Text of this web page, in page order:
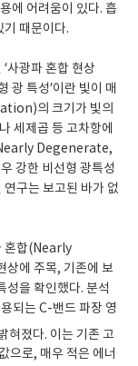
에 어려움이 있다. 흡
기 때문이다.
사광파 혼합 현상
광 특성’이란 빛이 매
의 크기가 빛의
세제곱 등 고차항에
Degenerate,
강한 비선형 광특성
구는 보고된 바가 없
혼합(Nearly
에 주목, 기존에 보
성을 확인했다. 분석
되는 C-밴드 파장 영
혀졌다. 이는 기존 고
으로, 매우 적은 에너